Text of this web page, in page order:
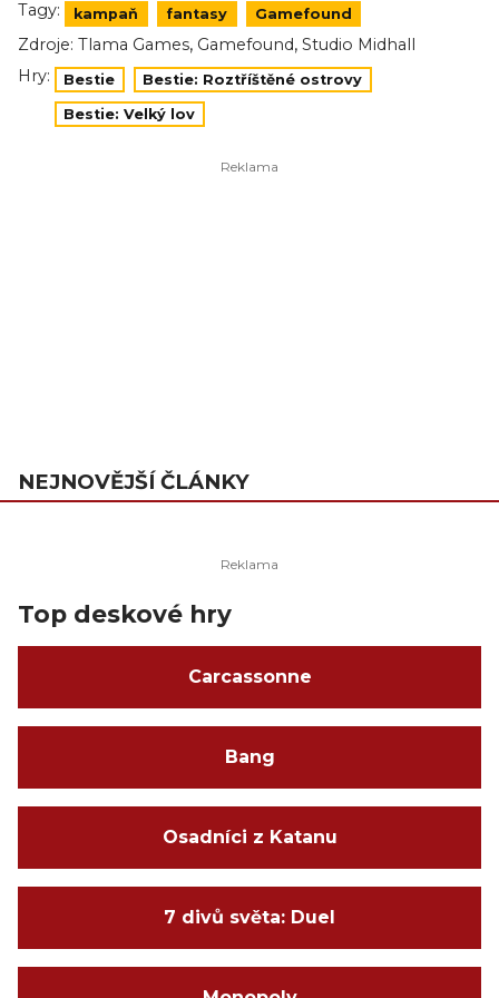
Tagy: kampaň fantasy Gamefound
Zdroje: Tlama Games, Gamefound, Studio Midhall
Hry:
Bestie Bestie: Roztříštěné ostrovy
Bestie: Velký lov
NEJNOVĚJŠÍ ČLÁNKY
Top deskové hry
Carcassonne
Bang
Osadníci z Katanu
7 divů světa: Duel